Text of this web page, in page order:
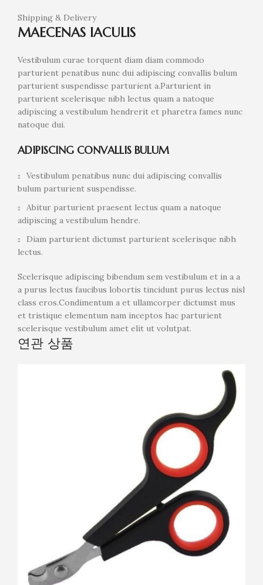
Shipping & Delivery
MAECENAS IACULIS
Vestibulum curae torquent diam diam commodo
parturient penatibus nunc dui adipiscing convallis bulum
parturient suspendisse parturient a.Parturient in
parturient scelerisque nibh lectus quam a natoque
adipiscing a vestibulum hendrerit et pharetra fames nunc
natoque dui.
ADIPISCING CONVALLIS BULUM
Vestibulum penatibus nunc dui adipiscing convallis
bulum parturient suspendisse.
Abitur parturient praesent lectus quam a natoque
adipiscing a vestibulum hendre.
Diam parturient dictumst parturient scelerisque nibh
lectus.
Scelerisque adipiscing bibendum sem vestibulum et in a a
a purus lectus faucibus lobortis tincidunt purus lectus nisl
class eros.Condimentum a et ullamcorper dictumst mus
et tristique elementum nam inceptos hac parturient
scelerisque vestibulum amet elit ut volutpat.
연관 상품